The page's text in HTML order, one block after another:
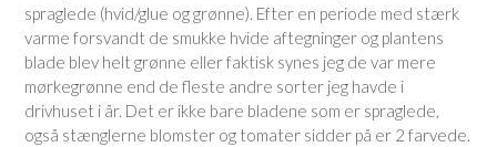
spraglede (hvid/glue og grønne). Efter en periode med stærk
varme forsvandt de smukke hvide aftegninger og plantens
blade blev helt grønne eller faktisk synes jeg de var mere
mørkegrønne end de fleste andre sorter jeg havde i
drivhuset i år. Det er ikke bare bladene som er spraglede,
også stænglerne blomster og tomater sidder på er 2 farvede.